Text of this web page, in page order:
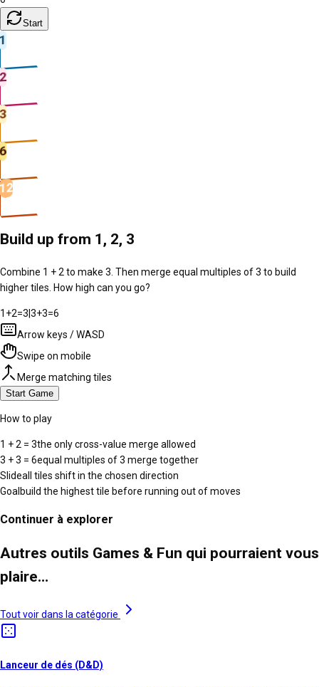
Start
Build up from 1, 2, 3
Combine 1 +2 to make 3 . Then merge equal multiples of 3 to build
higher tiles. How high can you go?
1 +2=3 3+3=6
Arrow keys / WASD
Swipe on mobile
Merge matching tiles
Start Game
How to play
1 + 2 = 3the only cross-value merge allowed
3 + 3 = 6equal multiples of 3 merge together
Slideall tiles shift in the chosen direction
Goal build the highest tile before running out of moves
Continuer à explorer
Autres outils Games & Fun qui pourraient vous
plaire…
Tout voir dans la catégorie
Lanceur de dés (D&D)